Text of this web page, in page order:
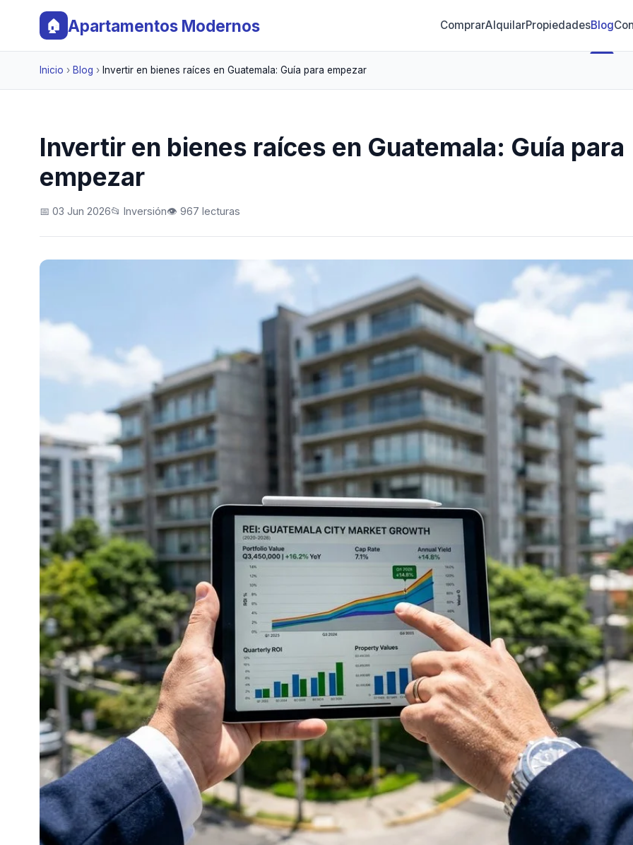
🏠 Apartamentos Modernos ComprarAlquilarPropiedadesBlog
Inicio › Blog › Invertir en bienes raíces en Guatemala: Guía para empezar
Invertir en bienes raíces en Guatemala: Guía para
empezar
📅 03 Jun 2026📂 Inversión👁️ 967 lecturas